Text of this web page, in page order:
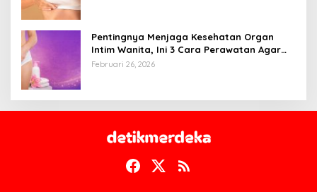
Pentingnya Menjaga Kesehatan Organ
Intim Wanita, Ini 3 Cara Perawatan Agar
Tetap Bersih
Februari 26, 2026